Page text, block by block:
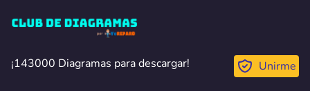
Club de Diagramas
¡143000 Diagramas para descargar!
¡143000 Diagramas para descargar! Unirme